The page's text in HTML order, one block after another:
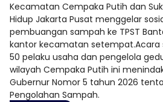
Kecamatan Cempaka Putih dan
Hidup Jakarta Pusat menggelar
pembuangan sampah ke TPST
kantor kecamatan setempat.Acara
50 pelaku usaha dan pengelola
wilayah Cempaka Putih ini
Gubernur Nomor 5 tahun 2026
Pengolahan Sampah.